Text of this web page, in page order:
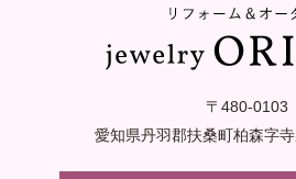
〒480-0103
愛知県丹羽郡扶桑町柏森字